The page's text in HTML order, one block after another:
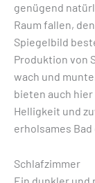
genügend
Raum fallen,
Spiegelbild
Produktion von
wach und
bieten auch
Helligkeit und
erholsames
Schlafzimmer